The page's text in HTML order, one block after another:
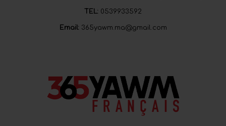
TEL: 0539933592
Email: 365yawm.ma@gmail.com